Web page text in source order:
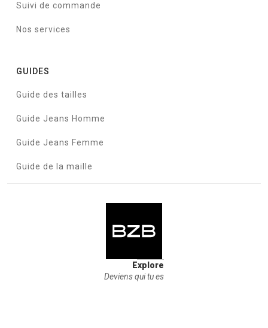
Suivi de commande
Nos services
GUIDES
Guide des tailles
Guide Jeans Homme
Guide Jeans Femme
Guide de la maille
Explore
Deviens qui tu es